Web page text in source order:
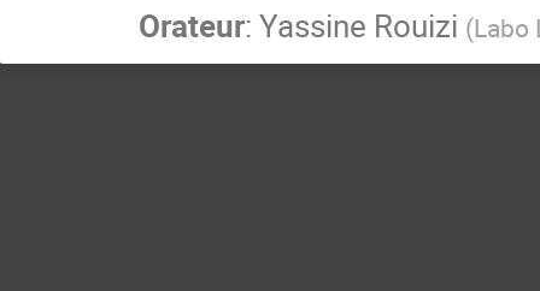
Orateur:Yassine Rouizi (Labo